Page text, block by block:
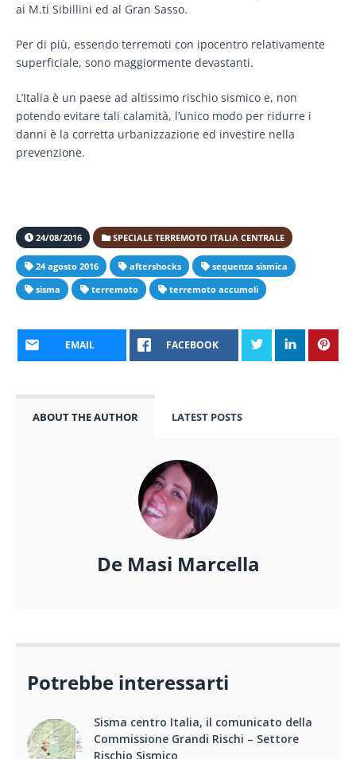
ai M.ti Sibillini ed al Gran Sasso.
Per di più, essendo terremoti con ipocentro relativamente
superficiale, sono maggiormente devastanti.
L’Italia è un paese ad altissimo rischio sismico e, non
potendo evitare tali calamità, l’unico modo per ridurre i
danni è la corretta urbanizzazione ed investire nella
prevenzione.
24/08/2016 SPECIALE TERREMOTO ITALIA CENTRALE
24 agosto 2016 aftershocks
sequenza sismica
sisma
terremoto terremoto accumoli
EMAIL FACEBOOK
ABOUT THE AUTHOR LATEST POSTS
De Masi Marcella
Potrebbe interessarti
Sisma centro Italia, il comunicato della
Commissione Grandi Rischi – Settore
Rischio Sismico